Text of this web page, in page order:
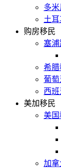
多
土
购房移民
塞
希腊
葡萄
西
美加移民
美国
加拿